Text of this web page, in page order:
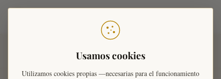
Usamos cookies
Utilizamos cookies propias —necesarias para el funcionamiento